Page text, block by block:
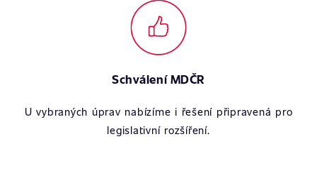
Schválení MDČR
U vybraných úprav nabízíme i řešení připravená pro
legislativní rozšíření.